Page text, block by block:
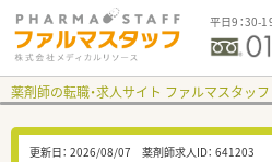
平日9：30-
薬剤師の転職・求人サイト ファルマスタッフ
更新日： 2026/08/07 薬剤師求人ID： 641203